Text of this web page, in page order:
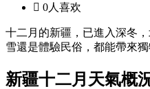
 0人喜欢
十二月的新疆，已進入深冬
雪還是體驗民俗，都能帶來
新疆十二月天氣概